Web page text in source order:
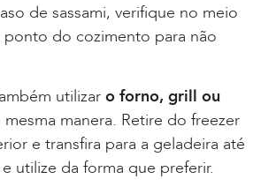
de sassami, verifique no meio
do cozimento para não
utilizar o forno, grill ou
mesma manera. Retire do freezer
e transfira para a geladeira até
utilize da forma que preferir.